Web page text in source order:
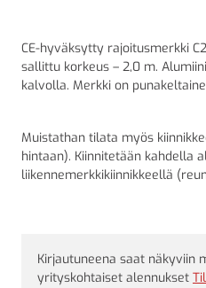
CE-hyväksytty rajoitusmerkki
sallittu korkeus – 2,0 m.
kalvolla. Merkki on
Muistathan tilata myös
hintaan). Kiinnitetään kahdella
liikennemerkkikiinnikkeellä
Kirjautuneena saat näkyviin
yrityskohtaiset alennukset